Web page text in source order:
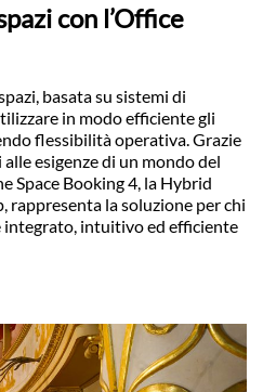
con l’Office
basata su sistemi di
in modo efficiente gli
flessibilità operativa. Grazie
esigenze di un mondo del
Space Booking 4, la Hybrid
la soluzione per chi
integrato, intuitivo ed efficiente